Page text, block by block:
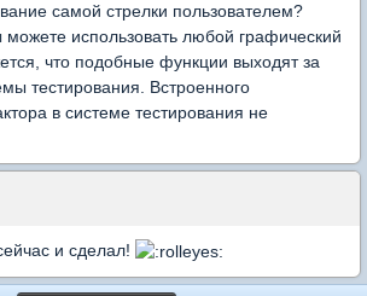
самой стрелки пользователем?
можете использовать любой графический
что подобные функции выходят за
тестирования. Встроенного
в системе тестирования не
и сделал!